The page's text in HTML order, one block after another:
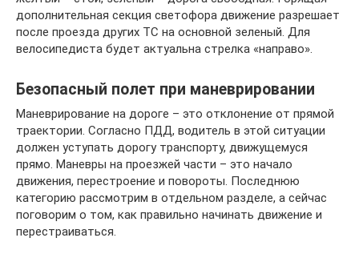
дополнительная секция светофора движение разрешает
после проезда других ТС на основной зеленый. Для
велосипедиста будет актуальна стрелка «направо».
Безопасный полет при маневрировании
Маневрирование на дороге – это отклонение от прямой
траектории. Согласно ПДД, водитель в этой ситуации
должен уступать дорогу транспорту, движущемуся
прямо. Маневры на проезжей части – это начало
движения, перестроение и повороты. Последнюю
категорию рассмотрим в отдельном разделе, а сейчас
поговорим о том, как правильно начинать движение и
перестраиваться.